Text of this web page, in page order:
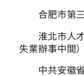
合肥市第三
淮北市人才
失業辦事中間）
中共安徽省